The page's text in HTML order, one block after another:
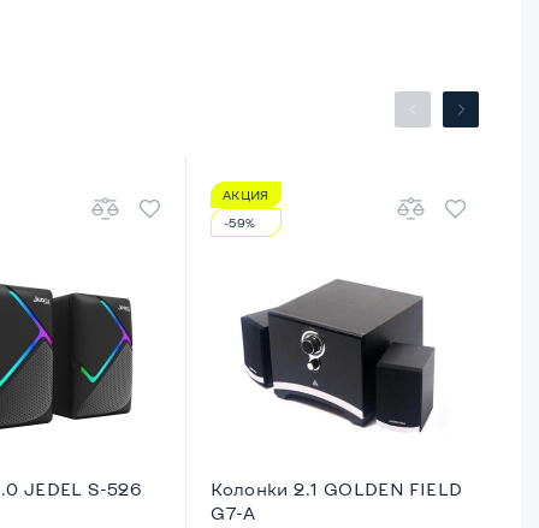
JEDEL S-526
АКЦИЯ
-59%
Колонки 2.1 GOLDEN FIELD
G7-A